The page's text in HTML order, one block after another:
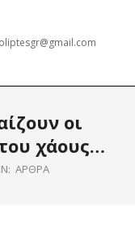
οι
χάους…
IN: ΆΡΘΡΑ